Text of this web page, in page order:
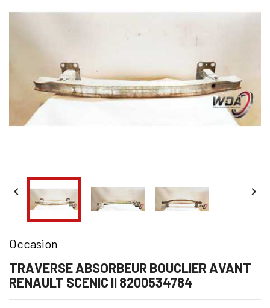
 
Occasion
TRAVERSE ABSORBEUR BOUCLIER AVANT
RENAULT SCENIC II 8200534784